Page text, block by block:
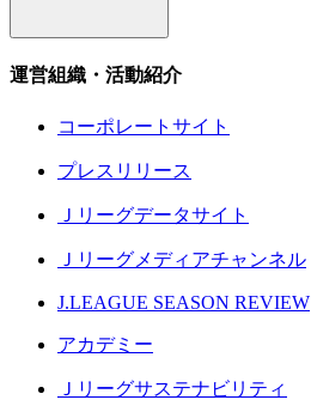
運営組織・活動紹介
コーポレートサイト
プレスリリース
Ｊリーグデータサイト
Ｊリーグメディアチャンネル
J.LEAGUE SEASON REVIEW
アカデミー
Ｊリーグサステナビリティ